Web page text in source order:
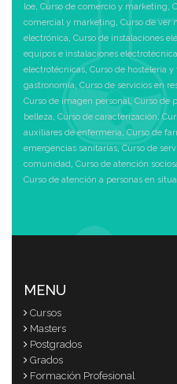
loe, Curso de comercio y marketing,
comercial y marketing, Curso de ver
electrónica, Curso de instalaciones
equipos e instalaciones
electrotécnicas, Curso de hostelería
gastronomía, Curso de servicios en
Curso de imagen personal, Curso de
belleza, Curso de caracterización,
auxiliares de enfermería,Curso de
emergencias sanitarias, Curso de
comunidad, Curso de atención
Curso de atención a personas en
MENU
Cursos
Masters
Postgrados
Grados
Formación Profesional